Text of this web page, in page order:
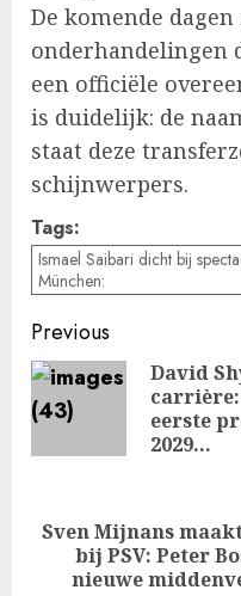
De komende
onderhandelingen
een officiële
is duidelijk: de
staat deze
schijnwerpers.
Tags:
Ismael Saibari dicht bij
München:
Post
navigation
Previous
David
eerste
2029…
Next
Sven Mijnans
bij PSV: Peter
nieuwe